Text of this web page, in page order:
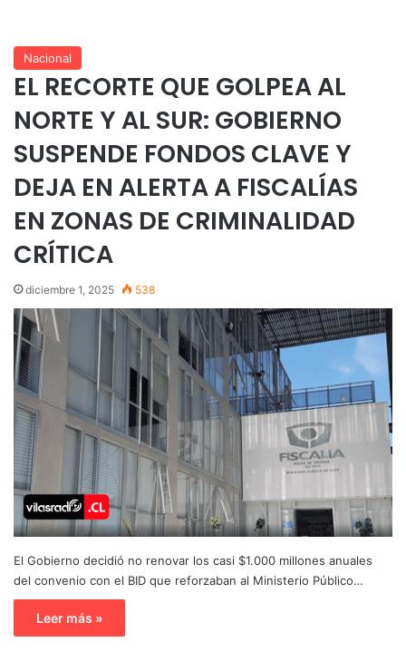
Nacional
EL RECORTE QUE GOLPEA AL
NORTE Y AL SUR: GOBIERNO
SUSPENDE FONDOS CLAVE Y
DEJA EN ALERTA A FISCALÍAS
EN ZONAS DE CRIMINALIDAD
CRÍTICA
diciembre 1, 2025 538
El Gobierno decidió no renovar los casi $1.000 millones anuales
del convenio con el BID que reforzaban al Ministerio Público…
Leer más »